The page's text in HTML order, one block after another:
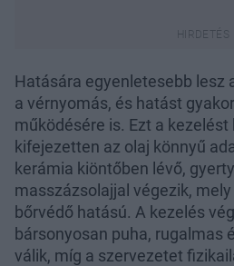
Hatására egyenletesebb lesz
a vérnyomás, és hatást
működésére is. Ezt a kezelést
kifejezetten az olaj könnyű
kerámia kiöntőben lévő,
masszázsolajjal végezik,
bőrvédő hatású. A kezelés
bársonyosan puha, rugalmas
válik, míg a szervezetet